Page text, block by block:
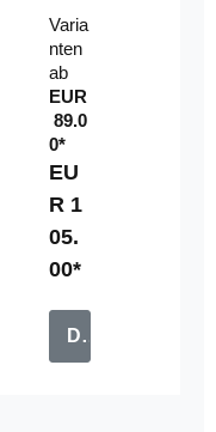
el
mi
t
Fe
rn
be
di
en
u
n
g
Varia
nten
ab
EUR
89.0
0*
EU
R 1
05.
00*
Details